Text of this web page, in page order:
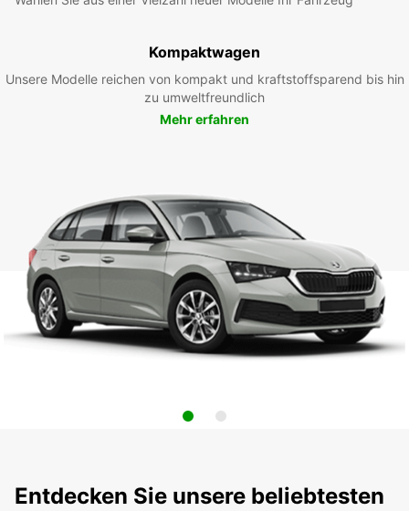
Kompaktwagen
Unsere Modelle reichen von kompakt und kraftstoffsparend bis hin
zu umweltfreundlich
Mehr erfahren
Entdecken Sie unsere beliebtesten